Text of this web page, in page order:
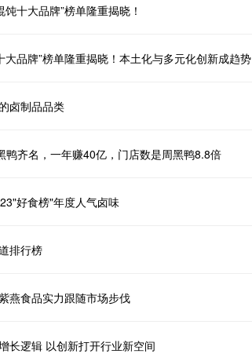
十大品牌”榜单隆重揭晓！
大品牌”榜单隆重揭晓！本土化与多元化创新成趋势
卤制品品类
鸭齐名，一年赚40亿，门店数是周黑鸭8.8倍
好食榜"年度人气卤味
排行榜
燕食品实力跟随市场步伐
长逻辑 以创新打开行业新空间